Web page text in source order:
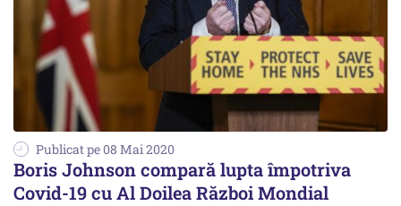
Publicat pe 08 Mai 2020
Boris Johnson compară lupta împotriva
Covid-19 cu Al Doilea Război Mondial